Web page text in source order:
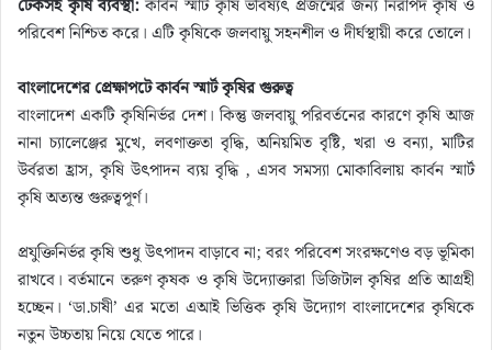
টেকসই কৃষি ব্যবস্থা:কার্বন স্মার্ট কৃষি ভবিষ্যৎ প্রজন্মের জন্য নিরাপদ কৃষি ও
পরিবেশ নিশ্চিত করে। এটি কৃষিকে জলবায়ু সহনশীল ও দীর্ঘস্থায়ী করে তোলে।
বাংলাদেশের প্রেক্ষাপটে কার্বন স্মার্ট কৃষির গুরুত্ব
বাংলাদেশ একটি কৃষিনির্ভর দেশ। কিন্তু জলবায়ু পরিবর্তনের কারণে কৃষি আজ
নানা চ্যালেঞ্জের মুখে, লবণাক্ততা বৃদ্ধি, অনিয়মিত বৃষ্টি, খরা ও বন্যা, মাটির
উর্বরতা হ্রাস, কৃষি উৎপাদন ব্যয় বৃদ্ধি , এসব সমস্যা মোকাবিলায় কার্বন স্মার্ট
কৃষি অত্যন্ত গুরুত্বপূর্ণ।
প্রযুক্তিনির্ভর কৃষি শুধু উৎপাদন বাড়াবে না; বরং পরিবেশ সংরক্ষণেও বড় ভূমিকা
রাখবে। বর্তমানে তরুণ কৃষক ও কৃষি উদ্যোক্তারা ডিজিটাল কৃষির প্রতি আগ্রহী
হচ্ছেন। ‘ডা.চাষী’ এর মতো এআই ভিত্তিক কৃষি উদ্যোগ বাংলাদেশের কৃষিকে
নতুন উচ্চতায় নিয়ে যেতে পারে।